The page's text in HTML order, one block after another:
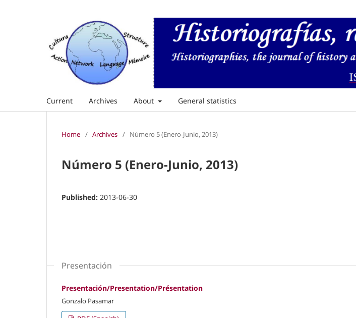
Current Archives About General statistics
Home / Archives / Número 5 (Enero-Junio, 2013)
Número 5 (Enero-Junio, 2013)
Published: 2013-06-30
Presentación
Presentación/Presentation/Présentation
Gonzalo Pasamar